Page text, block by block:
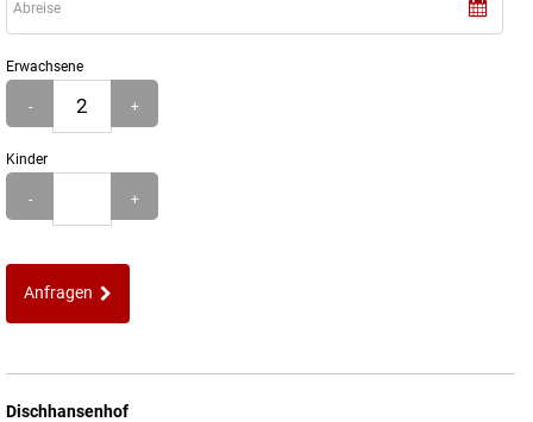
Erwachsene
- +
Kinder
- +
Anfragen
Dischhansenhof